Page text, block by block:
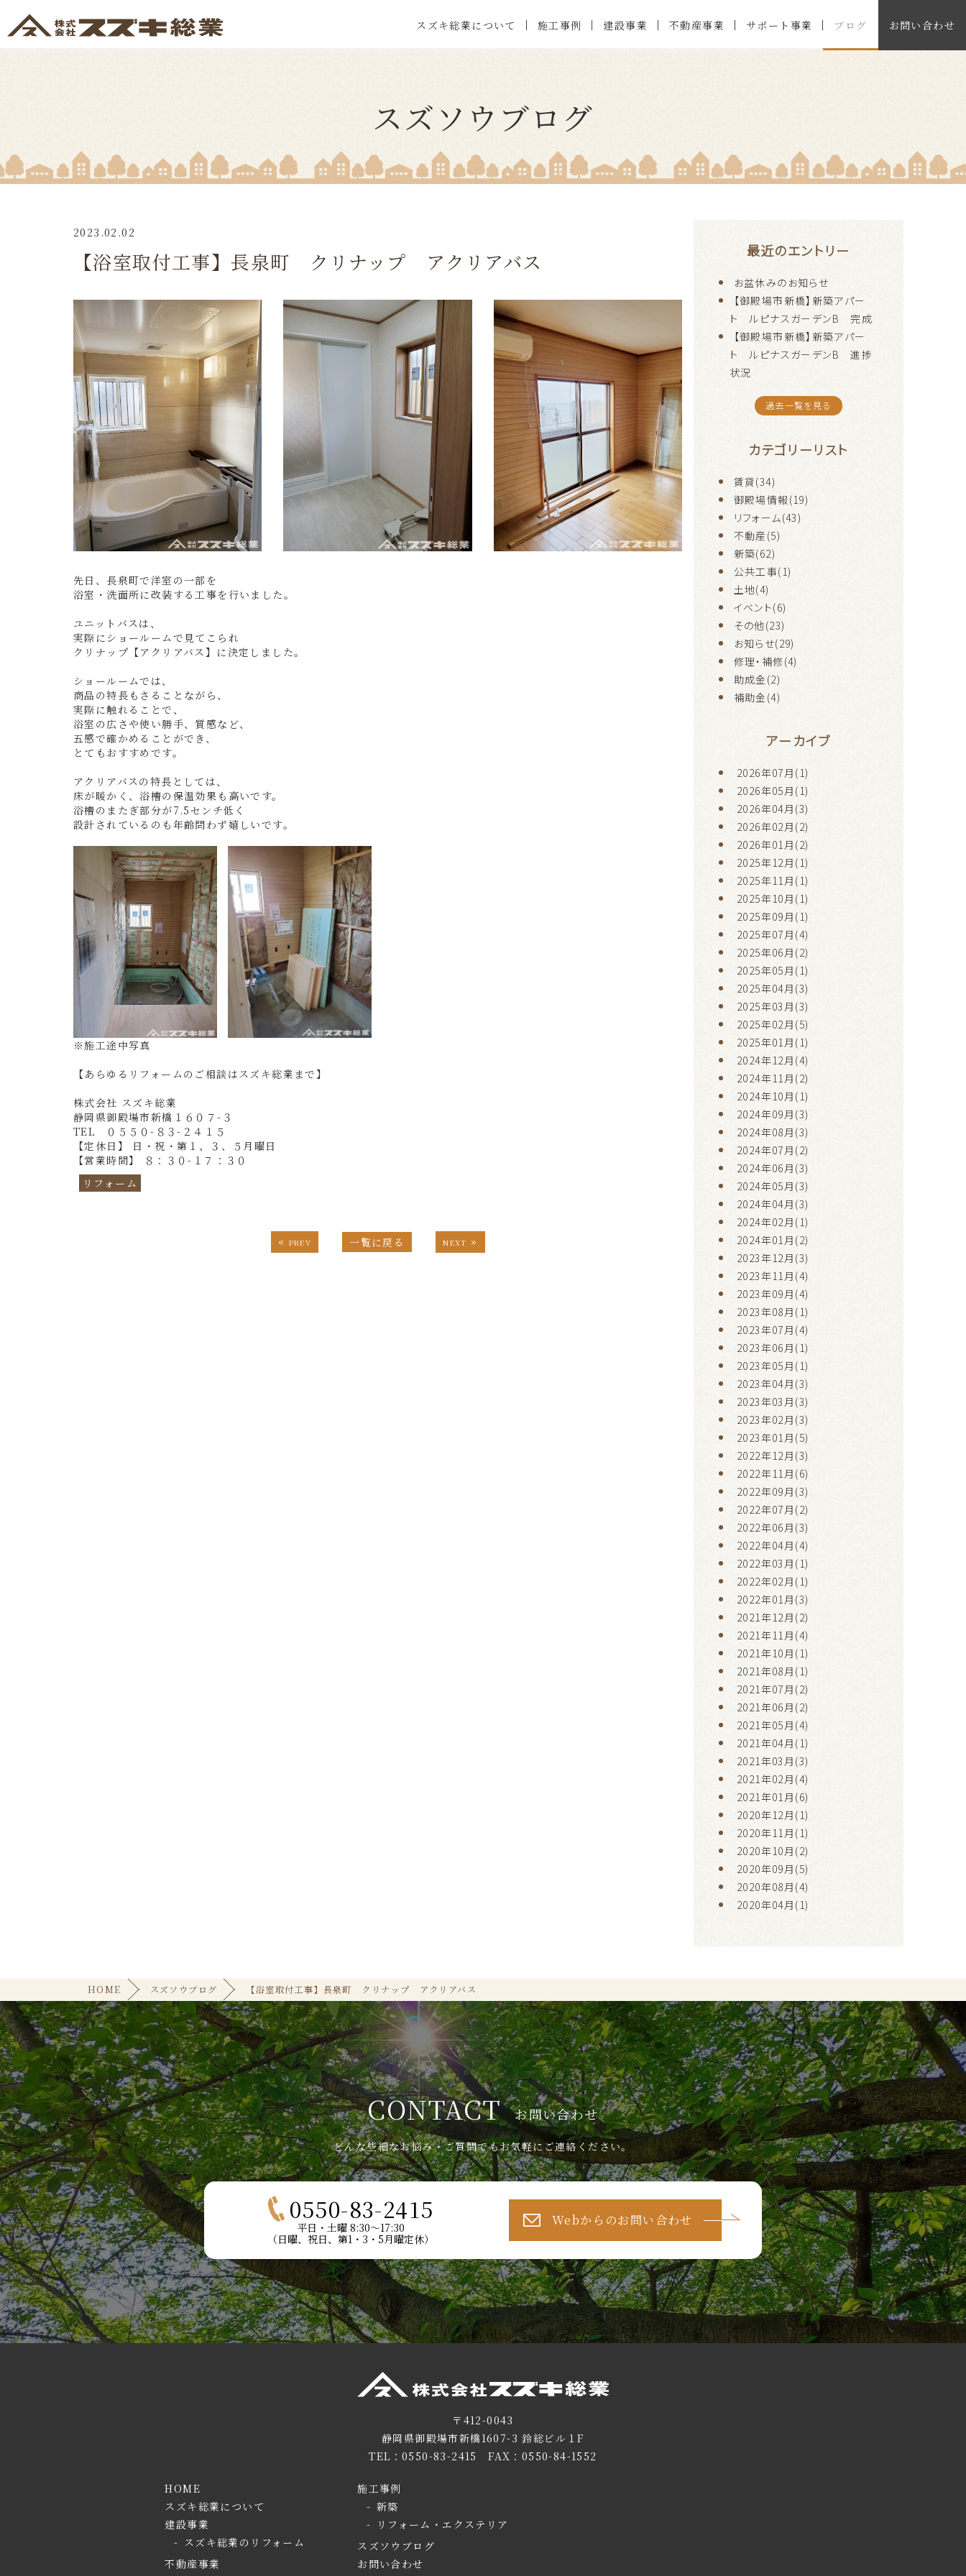
スズキ総業について 施工事例 建設事業 不動産事業 サポート事業 ブログ お問い合わせ
スズソウブログ
2023.02.02
【浴室取付工事】長泉町 クリナップ アクリアバス
先日、長泉町で洋室の一部を
浴室・洗面所に改装する工事を行いました。
ユニットバスは、
実際にショールームで見てこられ
クリナップ【アクリアバス】に決定しました。
ショールームでは、
商品の特長もさることながら、
実際に触れることで、
浴室の広さや使い勝手、質感など、
五感で確かめることができ、
とてもおすすめです。
アクリアバスの特長としては、
床が暖かく、浴槽の保温効果も高いです。
浴槽のまたぎ部分が7.5センチ低く
設計されているのも年齢問わず嬉しいです。
※施工途中写真
【あらゆるリフォームのご相談はスズキ総業まで】
株式会社 スズキ総業
静岡県御殿場市新橋１６０７-３
TEL ０５５０-８３-２４１５
【定休日】 日・祝・第１、３、５月曜日
【営業時間】 ８：３０-１７：３０
リフォーム
« PREV 一覧に戻る NEXT »
最近のエントリー
お盆休みのお知らせ
【御殿場市新橋】新築アパー
ト ルピナスガーデンB 完成
【御殿場市新橋】新築アパー
ト ルピナスガーデンB 進捗
状況
過去一覧を見る
カテゴリーリスト
賃貸(34)
御殿場情報(19)
リフォーム(43)
不動産(5)
新築(62)
公共工事(1)
土地(4)
イベント(6)
その他(23)
お知らせ(29)
修理・補修(4)
助成金(2)
補助金(4)
アーカイブ
2026年07月(1)
2026年05月(1)
2026年04月(3)
2026年02月(2)
2026年01月(2)
2025年12月(1)
2025年11月(1)
2025年10月(1)
2025年09月(1)
2025年07月(4)
2025年06月(2)
2025年05月(1)
2025年04月(3)
2025年03月(3)
2025年02月(5)
2025年01月(1)
2024年12月(4)
2024年11月(2)
2024年10月(1)
2024年09月(3)
2024年08月(3)
2024年07月(2)
2024年06月(3)
2024年05月(3)
2024年04月(3)
2024年02月(1)
2024年01月(2)
2023年12月(3)
2023年11月(4)
2023年09月(4)
2023年08月(1)
2023年07月(4)
2023年06月(1)
2023年05月(1)
2023年04月(3)
2023年03月(3)
2023年02月(3)
2023年01月(5)
2022年12月(3)
2022年11月(6)
2022年09月(3)
2022年07月(2)
2022年06月(3)
2022年04月(4)
2022年03月(1)
2022年02月(1)
2022年01月(3)
2021年12月(2)
2021年11月(4)
2021年10月(1)
2021年08月(1)
2021年07月(2)
2021年06月(2)
2021年05月(4)
2021年04月(1)
2021年03月(3)
2021年02月(4)
2021年01月(6)
2020年12月(1)
2020年11月(1)
2020年10月(2)
2020年09月(5)
2020年08月(4)
2020年04月(1)
HOME スズソウブログ 【浴室取付工事】長泉町 クリナップ アクリアバス
CONTACT お問い合わせ
どんな些細なお悩み・ご質問でもお気軽にご連絡ください。
0550-83-2415
平日・土曜 8:30～17:30
（日曜、祝日、第1・3・5月曜定休）
Webからのお問い合わせ
〒412-0043
静岡県御殿場市新橋1607-3 鈴総ビル１F
TEL： 0550-83-2415 FAX：0550-84-1552
HOME
スズキ総業について
建設事業
スズキ総業のリフォーム
不動産事業
施工事例
新築
リフォーム・エクステリア
スズソウブログ
お問い合わせ